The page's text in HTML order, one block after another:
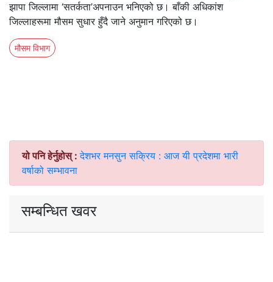
झापा जिल्लामा ‘सतर्कता’अपनाउन भनिएको छ। बाँकी अधिकांश
जिल्लाहरूमा मौसम सुधार हुँदै जाने अनुमान गरिएको छ।
मौसम विभाग
यो पनि हेर्नुहोस् :देशभर मनसुन सक्रिय : आज यी प्रदेशमा भारी
वर्षाको सम्भावना
सम्बन्धित खवर